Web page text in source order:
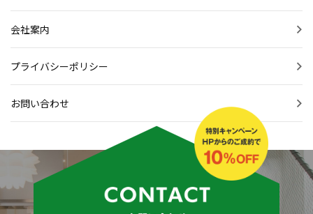
会社案内
プライバシーポリシー
お問い合わせ